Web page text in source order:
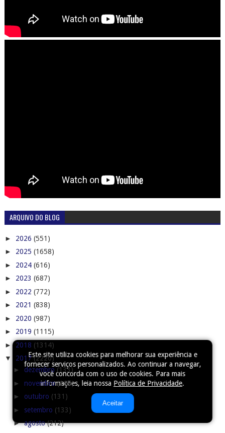
Este site utiliza cookies para melhorar sua experiência e
fornecer serviços personalizados. Ao continuar a navegar,
você concorda com o uso de cookies. Para mais
informações, leia nossa Política de Privacidade.
Aceitar
ARQUIVO DO BLOG
► 2026 (551)
► 2025 (1658)
► 2024 (616)
► 2023 (687)
► 2022 (772)
► 2021 (838)
► 2020 (987)
► 2019 (1115)
► 2018 (1314)
▼ 2017(2220)
► dezembro (133)
► novembro(169)
► outubro (131)
► setembro (133)
►agosto(212)